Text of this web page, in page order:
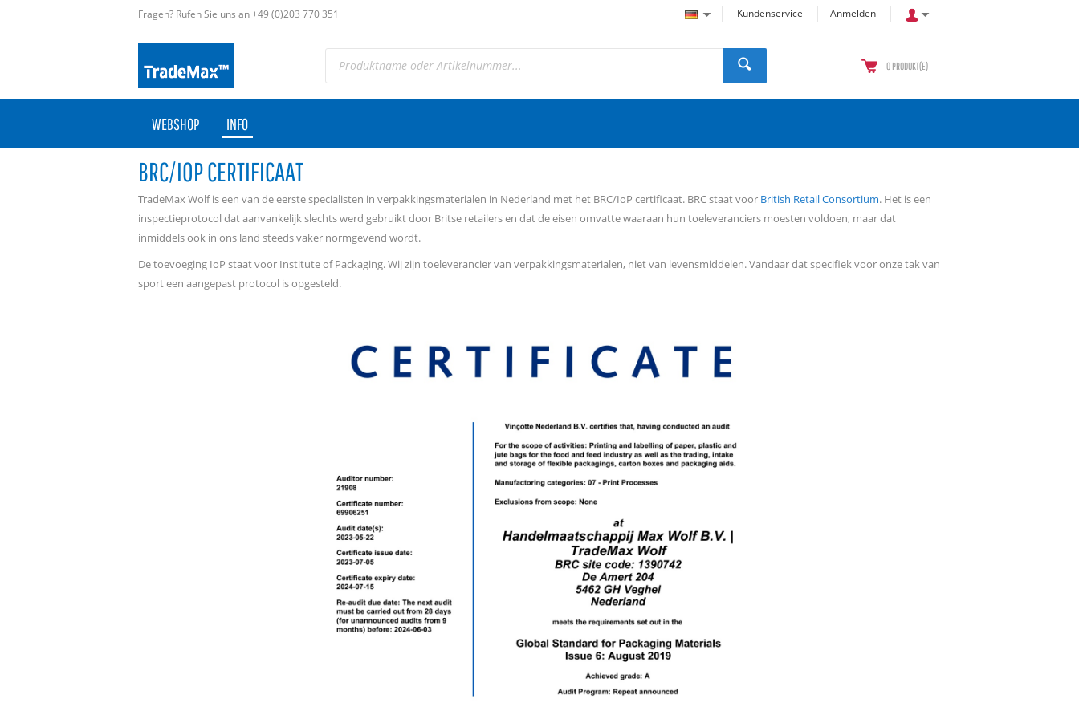
Fragen? Rufen Sie uns an +49 (0)203 770 351 Kundenservice Anmelden
0 PRODUKT(E)
WEBSHOP INFO
BRC/IOP CERTIFICAAT
TradeMax Wolf is een van de eerste specialisten in verpakkingsmaterialen in Nederland met het BRC/IoP certificaat. BRC staat voor British Retail Consortium. Het is een
inspectieprotocol dat aanvankelijk slechts werd gebruikt door Britse retailers en dat de eisen omvatte waaraan hun toeleveranciers moesten voldoen, maar dat
inmiddels ook in ons land steeds vaker normgevend wordt.
De toevoeging IoP staat voor Institute of Packaging. Wij zijn toeleverancier van verpakkingsmaterialen, niet van levensmiddelen. Vandaar dat specifiek voor onze tak van
sport een aangepast protocol is opgesteld.